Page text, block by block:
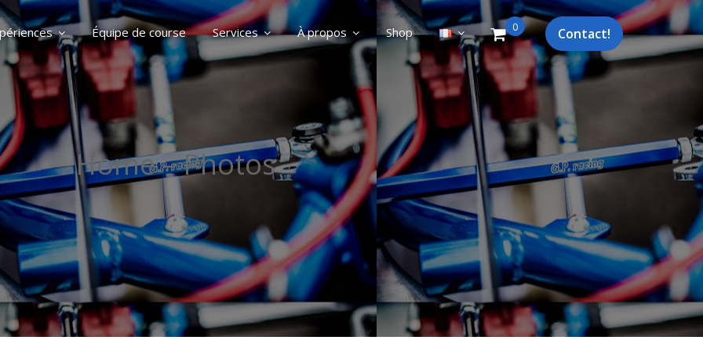
Contact!
0
Équipe de course Services À propos Shop
Home – Photos